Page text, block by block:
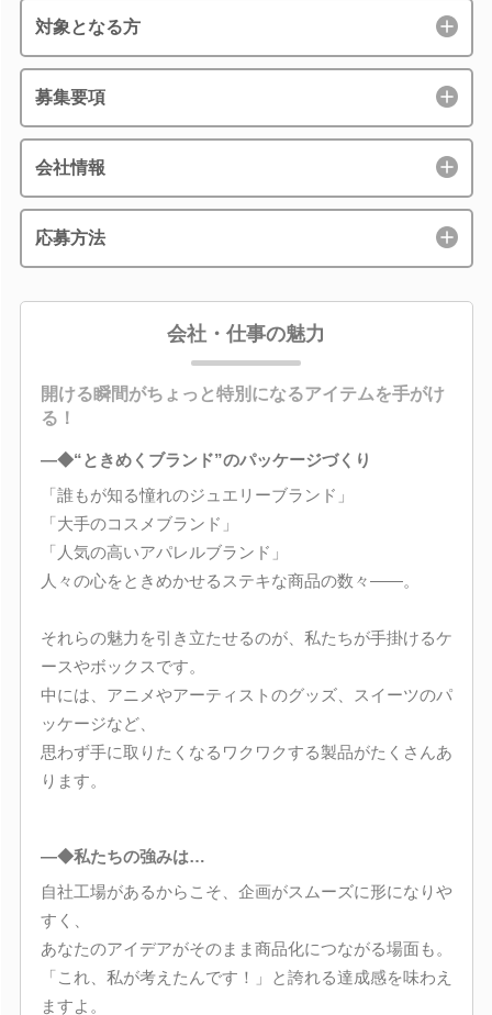
対象となる方
募集要項
会社情報
応募方法
会社・仕事の魅力
開ける瞬間がちょっと特別になるアイテムを手がけ
る！
―◆“ときめくブランド”のパッケージづくり
「誰もが知る憧れのジュエリーブランド」
「大手のコスメブランド」
「人気の高いアパレルブランド」
人々の心をときめかせるステキな商品の数々――。
それらの魅力を引き立たせるのが、私たちが手掛けるケ
ースやボックスです。
中には、アニメやアーティストのグッズ、スイーツのパ
ッケージなど、
思わず手に取りたくなるワクワクする製品がたくさんあ
ります。
―◆私たちの強みは…
自社工場があるからこそ、企画がスムーズに形になりや
すく、
あなたのアイデアがそのまま商品化につながる場面も。
「これ、私が考えたんです！」と誇れる達成感を味わえ
ますよ。